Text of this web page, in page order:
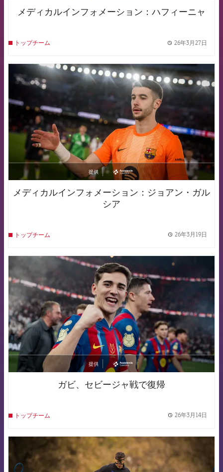
メディカルインフォメーション：ハフィーニャ
トップチーム 26年3月27日
FCB Barcelona badge
提供
asistencia
メディカルインフォメーション：ジョアン・ガル
シア
トップチーム 26年3月19日
FCB Barcelona badge
提供
asistencia
ガビ、セビージャ戦で復帰
トップチーム 26年3月14日
FCB Barcelona badge